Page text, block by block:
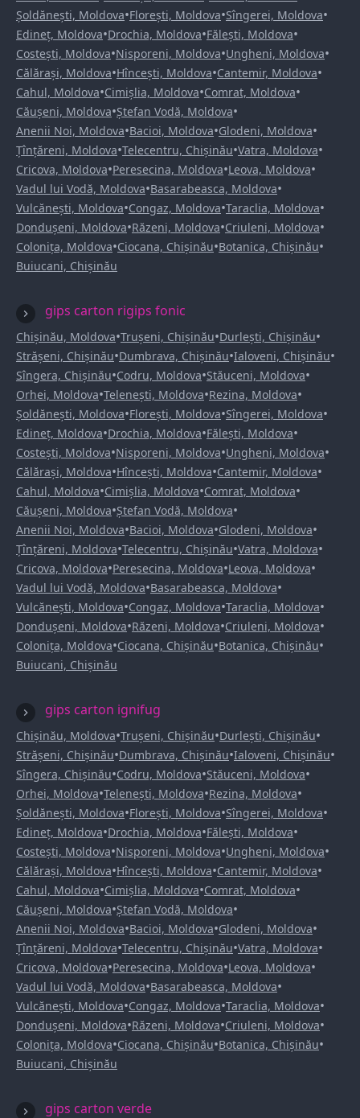
Șoldănești, Moldova•Florești, Moldova•Sîngerei, Moldova•
Edineț, Moldova•Drochia, Moldova•Fălești, Moldova•
Costești, Moldova•Nisporeni, Moldova•Ungheni, Moldova•
Călărași, Moldova•Hîncești, Moldova•Cantemir, Moldova•
Cahul, Moldova•Cimișlia, Moldova•Comrat, Moldova•
Căușeni, Moldova•Ștefan Vodă, Moldova•
Anenii Noi, Moldova•Bacioi, Moldova•Glodeni, Moldova•
Țînțăreni, Moldova•Telecentru, Chișinău•Vatra, Moldova•
Cricova, Moldova•Peresecina, Moldova•Leova, Moldova•
Vadul lui Vodă, Moldova•Basarabeasca, Moldova•
Vulcănești, Moldova•Congaz, Moldova•Taraclia, Moldova•
Dondușeni, Moldova•Răzeni, Moldova•Criuleni, Moldova•
Colonița, Moldova•Ciocana, Chișinău•Botanica, Chișinău•
Buiucani, Chișinău
gips carton rigips fonic
Chișinău, Moldova•Trușeni, Chișinău•Durlești, Chișinău•
Strășeni, Chișinău•Dumbrava, Chișinău•Ialoveni, Chișinău•
Sîngera, Chișinău•Codru, Moldova•Stăuceni, Moldova•
Orhei, Moldova•Telenești, Moldova•Rezina, Moldova•
Șoldănești, Moldova•Florești, Moldova•Sîngerei, Moldova•
Edineț, Moldova•Drochia, Moldova•Fălești, Moldova•
Costești, Moldova•Nisporeni, Moldova•Ungheni, Moldova•
Călărași, Moldova•Hîncești, Moldova•Cantemir, Moldova•
Cahul, Moldova•Cimișlia, Moldova•Comrat, Moldova•
Căușeni, Moldova•Ștefan Vodă, Moldova•
Anenii Noi, Moldova•Bacioi, Moldova•Glodeni, Moldova•
Țînțăreni, Moldova•Telecentru, Chișinău•Vatra, Moldova•
Cricova, Moldova•Peresecina, Moldova•Leova, Moldova•
Vadul lui Vodă, Moldova•Basarabeasca, Moldova•
Vulcănești, Moldova•Congaz, Moldova•Taraclia, Moldova•
Dondușeni, Moldova•Răzeni, Moldova•Criuleni, Moldova•
Colonița, Moldova•Ciocana, Chișinău•Botanica, Chișinău•
Buiucani, Chișinău
gips carton ignifug
Chișinău, Moldova•Trușeni, Chișinău•Durlești, Chișinău•
Strășeni, Chișinău•Dumbrava, Chișinău•Ialoveni, Chișinău•
Sîngera, Chișinău•Codru, Moldova•Stăuceni, Moldova•
Orhei, Moldova•Telenești, Moldova•Rezina, Moldova•
Șoldănești, Moldova•Florești, Moldova•Sîngerei, Moldova•
Edineț, Moldova•Drochia, Moldova•Fălești, Moldova•
Costești, Moldova•Nisporeni, Moldova•Ungheni, Moldova•
Călărași, Moldova•Hîncești, Moldova•Cantemir, Moldova•
Cahul, Moldova•Cimișlia, Moldova•Comrat, Moldova•
Căușeni, Moldova•Ștefan Vodă, Moldova•
Anenii Noi, Moldova•Bacioi, Moldova•Glodeni, Moldova•
Țînțăreni, Moldova•Telecentru, Chișinău•Vatra, Moldova•
Cricova, Moldova•Peresecina, Moldova•Leova, Moldova•
Vadul lui Vodă, Moldova•Basarabeasca, Moldova•
Vulcănești, Moldova•Congaz, Moldova•Taraclia, Moldova•
Dondușeni, Moldova•Răzeni, Moldova•Criuleni, Moldova•
Colonița, Moldova•Ciocana, Chișinău•Botanica, Chișinău•
Buiucani, Chișinău
gips carton verde